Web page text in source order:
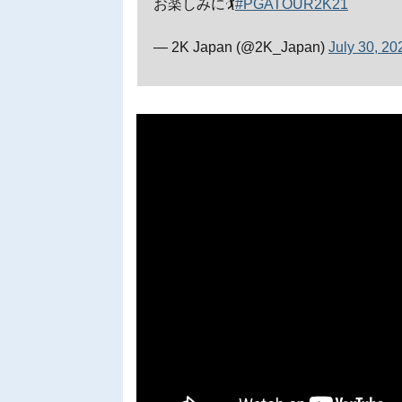
お楽しみに🏌️#PGATOUR2K21
— 2K Japan (@2K_Japan) July 30,